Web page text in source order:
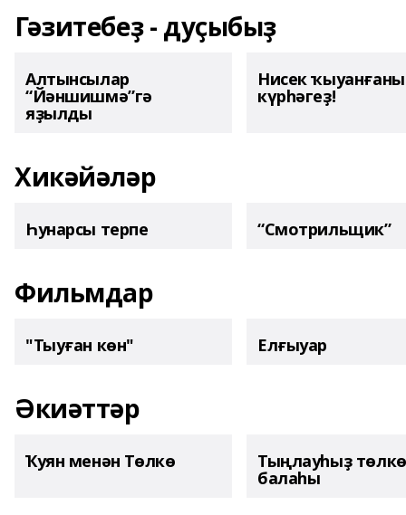
Гәзитебеҙ - дуҫыбыҙ
Алтынсылар
“Йәншишмә”гә
яҙылды
Нисек
күрһәгеҙ!
Хикәйәләр
Һунарсы терпе “Смотрильщик”
Фильмдар
"Тыуған көн" Елғыуар
Әкиәттәр
Ҡуян менән Төлкө Тыңлауһыҙ төлкө
балаһы